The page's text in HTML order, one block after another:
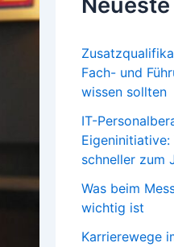
Fach- und
wissen sollten
IT-
schneller zum
Was beim
wichtig ist
Karrierewege